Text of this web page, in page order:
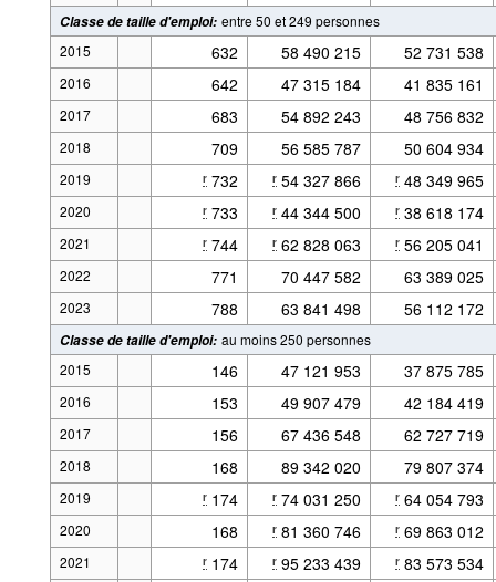
Classe de taille d'emploi: entre 50 et 249 personnes
2015
632 58 490 215 52 731 538
2016 642 47 315 184 41 835 161
2017 683 54 892 243 48 756 832
2018 709 56 585 787 50 604 934
2019 r 732 r 54 327 866 r 48 349 965
2020 r 733 r 44 344 500 r 38 618 174
2021 r 744 r 62 828 063 r 56 205 041
2022 771 70 447 582 63 389 025
2023 788 63 841 498 56 112 172
Classe de taille d'emploi: au moins 250 personnes
2015
146 47 121 953 37 875 785
2016 153 49 907 479 42 184 419
2017 156 67 436 548 62 727 719
2018 168 89 342 020 79 807 374
2019 r 174 r 74 031 250 r 64 054 793
2020 168 r 81 360 746 r 69 863 012
2021 r 174 r 95 233 439 r 83 573 534